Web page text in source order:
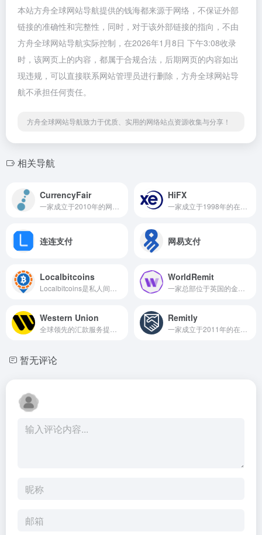
本站方舟全球网站导航提供的钱海都来源于网络，不保证外部
链接的准确性和完整性，同时，对于该外部链接的指向，不由
方舟全球网站导航实际控制，在2026年1月8日 下午3:08收录
时，该网页上的内容，都属于合规合法，后期网页的内容如出
现违规，可以直接联系网站管理员进行删除，方舟全球网站导
航不承担任何责任。
方舟全球网站导航致力于优质、实用的网络站点资源收集与分享！
相关导航
CurrencyFair HiFX
连连支付 网易支付
Localbitcoins WorldRemit
Western Union Remitly
暂无评论